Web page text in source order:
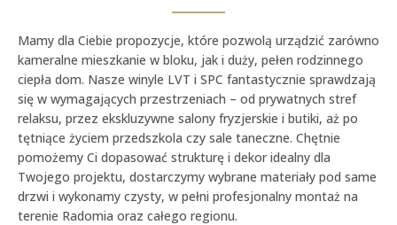
Mamy dla Ciebie propozycje, które pozwolą urządzić zarówno
kameralne mieszkanie w bloku, jak i duży, pełen rodzinnego
ciepła dom. Nasze winyle LVT i SPC fantastycznie sprawdzają
się w wymagających przestrzeniach – od prywatnych stref
relaksu, przez ekskluzywne salony fryzjerskie i butiki, aż po
tętniące życiem przedszkola czy sale taneczne. Chętnie
pomożemy Ci dopasować strukturę i dekor idealny dla
Twojego projektu, dostarczymy wybrane materiały pod same
drzwi i wykonamy czysty, w pełni profesjonalny montaż na
terenie Radomia oraz całego regionu.